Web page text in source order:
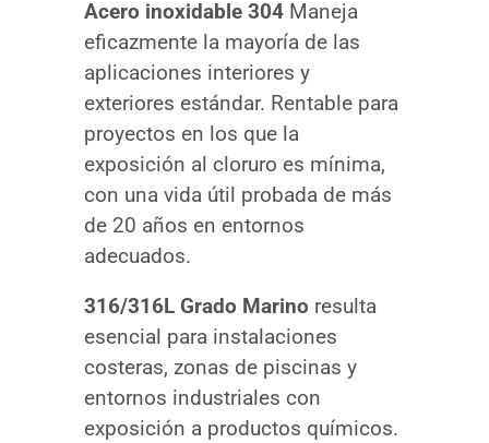
Acero inoxidable 304Maneja
eficazmente la mayoría de las
aplicaciones interiores y
exteriores estándar. Rentable para
proyectos en los que la
exposición al cloruro es mínima,
con una vida útil probada de más
de 20 años en entornos
adecuados.
316/316L Grado Marino resulta
esencial para instalaciones
costeras, zonas de piscinas y
entornos industriales con
exposición a productos químicos.